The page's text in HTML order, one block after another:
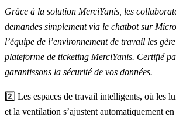
Grâce à la solution MerciYanis, les
demandes simplement via le chatbot sur
l’équipe de l’environnement de travail les
plateforme de ticketing MerciYanis. Certifié
garantissons la sécurité de vos données.
2️⃣ Les espaces de travail intelligents, où les
et la ventilation s’ajustent automatiquement